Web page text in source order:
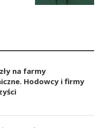
na farmy
Hodowcy i firmy